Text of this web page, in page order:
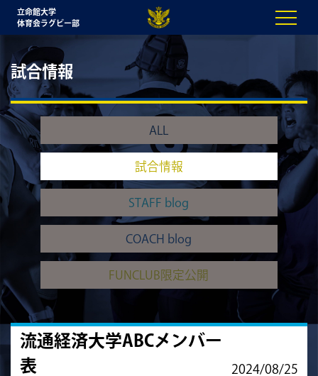
立命館大学
体育会ラグビー部
試合情報
ALL
試合情報
STAFF blog
COACH blog
FUNCLUB限定公開
流通経済大学ABCメンバー
表
2024/08/25